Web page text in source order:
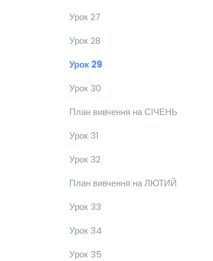
Урок 27
Урок 28
Урок 29
Урок 30
План вивчення на СІЧЕНЬ
Урок 31
Урок 32
План вивчення на ЛЮТИЙ
Урок 33
Урок 34
Урок 35